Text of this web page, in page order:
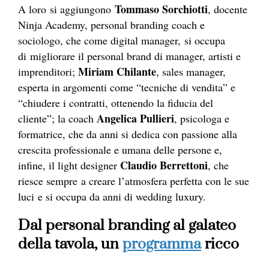
A loro si aggiungono Tommaso Sorchiotti, docente
Ninja Academy, personal branding coach e
sociologo, che come digital manager, si occupa
di migliorare il personal brand di manager, artisti e
imprenditori; Miriam Chilante, sales manager,
esperta in argomenti come “tecniche di vendita” e
“chiudere i contratti, ottenendo la fiducia del
cliente”; la coach Angelica Pullieri, psicologa e
formatrice, che da anni si dedica con passione alla
crescita professionale e umana delle persone e,
infine, il light designer Claudio Berrettoni, che
riesce sempre a creare l’atmosfera perfetta con le sue
luci e si occupa da anni di wedding luxury.
Dal personal branding al galateo
della tavola, unprogrammaricco